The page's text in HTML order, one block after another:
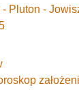
- Pluton -